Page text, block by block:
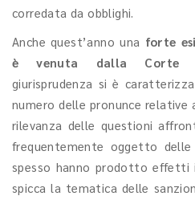
corredata da obblighi.
Anche quest’anno una forte
è venuta dalla
Corte
giurisprudenza si è
numero delle pronunce relative
rilevanza delle questioni
frequentemente oggetto
spesso hanno prodotto effetti
spicca la tematica delle